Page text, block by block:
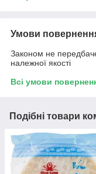
Умови
Законом не
належної якості
Всі умови
Подібні товари